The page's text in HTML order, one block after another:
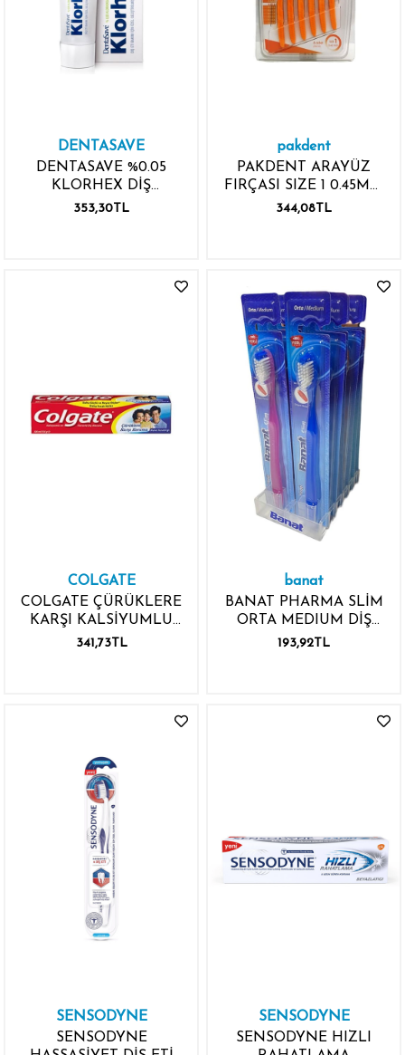
DENTASAVE
DENTASAVE %0.05
KLORHEX DİŞ
MACUNU 75ML
353,30TL
pakdent
PAKDENT ARAYÜZ
FIRÇASI SIZE 1 0.45MM
TURUNCU 6 ADET L
344,08TL
COLGATE
COLGATE ÇÜRÜKLERE
KARŞI KALSİYUMLU
FLORURLÜ DİŞ
341,73TL
banat
BANAT PHARMA SLİM
ORTA MEDIUM DİŞ
FIRÇASI
193,92TL
SENSODYNE
SENSODYNE
SENSODYNE
SENSODYNE HIZLI